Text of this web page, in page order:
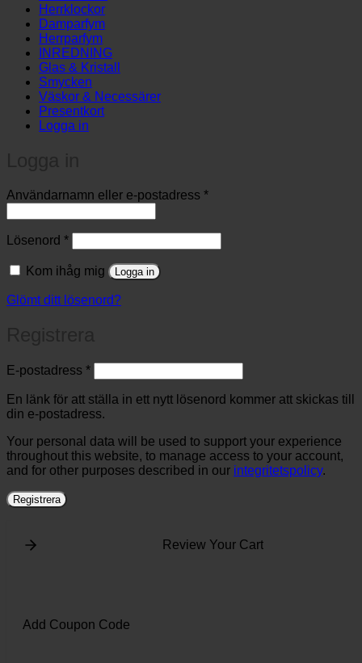
Herrklockor
Damparfym
Herrparfym
INREDNING
Glas & Kristall
Smycken
Väskor & Necessärer
Presentkort
Logga in
Användarnamn eller e-postadress *Obligatoriskt
Lösenord *Obligatoriskt
Kom ihåg mig Logga in
Glömt ditt lösenord?
E-postadress *Obligatoriskt
En länk för att ställa in ett nytt lösenord kommer att skickas till
din e-postadress.
Your personal data will be used to support your experience
throughout this website, to manage access to your account,
and for other purposes described in our integritetspolicy.
Registrera
Review Your Cart
Add Coupon Code